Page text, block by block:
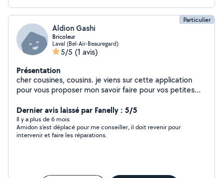
Particulier
Aldion Gashi
Bricoleur
Laval (Bel-Air-Beauregard)
5/5 (1 avis)
Présentation
cher cousines, cousins. je viens sur cette application
pour vous proposer mon savoir faire pour vos petites
gardiennage, déménagement). cordialement. Aldion.
Dernier avis laissé par Fanelly : 5/5
Il y a plus de 6 mois
Amidon s’est déplacé pour me conseiller, il doit revenir pour
intervenir et faire les réparations.